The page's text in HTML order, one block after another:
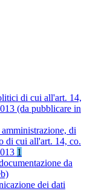
di cui all'art. 14,
(da pubblicare in
di
di cui all'art. 14, co.
1
da
dei dati